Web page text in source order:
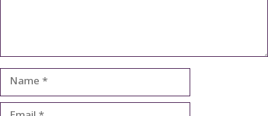
Name
Email